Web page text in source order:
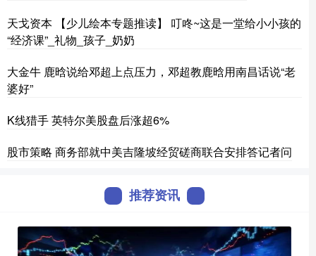
天戈资本 【少儿绘本专题推读】 叮咚~这是一堂给小小孩的
“经济课”_礼物_孩子_奶奶
大金牛 鹿晗说给邓超上点压力，邓超教鹿晗用南昌话说“老
婆好”
K线猎手 英特尔美股盘后涨超6%
股市策略 商务部就中美吉隆坡经贸磋商联合安排答记者问
推荐资讯